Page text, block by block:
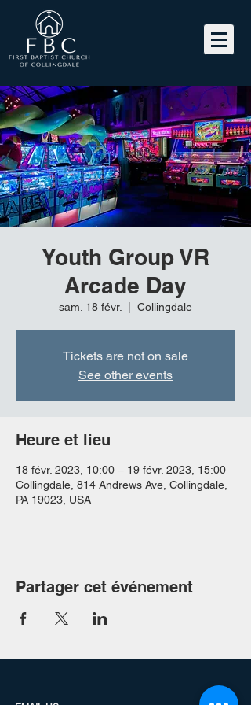
Youth Group VR
Arcade Day
sam. 18 févr. Collingdale
Tickets are not on sale
See other events
Heure et lieu
18 févr. 2023, 10:00 – 19 févr. 2023, 15:00
Collingdale, 814 Andrews Ave, Collingdale,
PA 19023, USA
Partager cet événement